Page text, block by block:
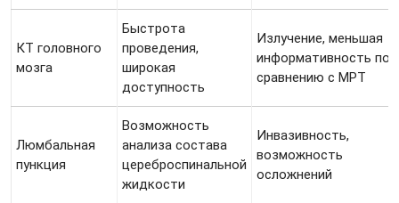
КТ головного
мозга
Быстрота
проведения,
широкая
доступность
Излучение, меньшая
информативность по
сравнению с МРТ
Люмбальная
пункция
Возможность
анализа состава
цереброспинальной
жидкости
Инвазивность,
возможность
осложнений